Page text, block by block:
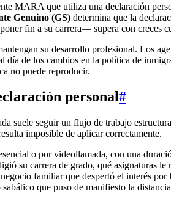
MARA que utiliza una declaración
Genuino (GS) determina que la
fin a su carrera— supera con creces
su desarrollo profesional. Los
día de los cambios en la política de
no puede reproducir.
personal#
suele seguir un flujo de trabajo
imposible de aplicar correctamente.
o por videollamada, con una
su carrera de grado, qué asignaturas
familiar que despertó el interés
que puso de manifiesto la